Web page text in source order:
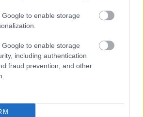
Google to enable storage
Google to enable storage
including authentication
fraud prevention, and other
autókig,
globális félvezető-hiány minden
emelkednek. A számítógép-
a chip 2020-tól egyre
áll rendelkezésre, egyes